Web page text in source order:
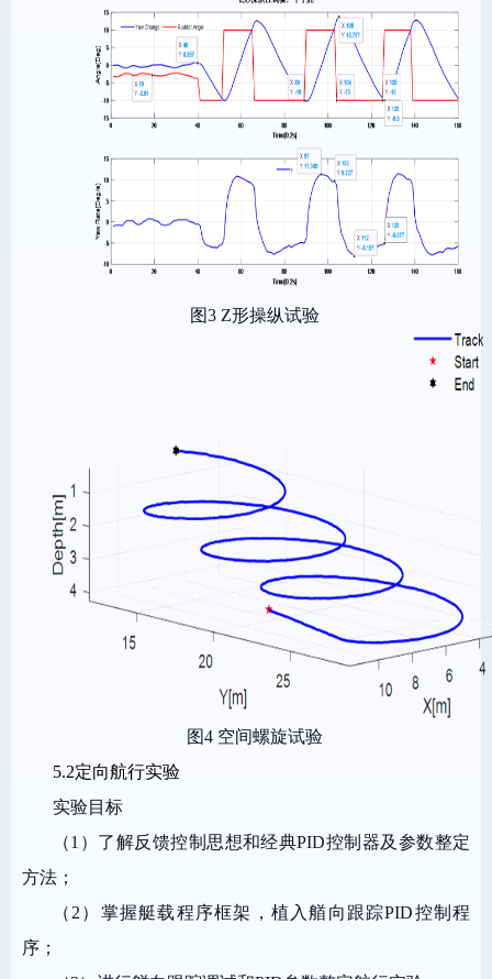
图3 Z形操纵试验
图4 空间螺旋试验
5.2定向航行实验
实验目标
（1）了解反馈控制思想和经典PID控制器及参数整定
方法；
（2）掌握艇载程序框架，植入艏向跟踪PID控制程
序；